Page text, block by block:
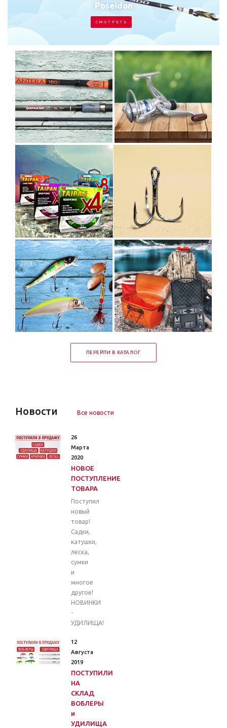
Poseidon
С М О Т Р Е Т Ь
ПЕРЕЙТИ В КАТАЛОГ
Новости Все новости
26
Марта
2020
НОВОЕ
ПОСТУПЛЕНИЕ
ТОВАРА
Поступил
новый
товар!
Садки,
катушки,
леска,
сумки
и
многое
другое!
НОВИНКИ
-
УДИЛИЩА!
12
Августа
2019
ПОСТУПИЛИ
НА
СКЛАД
ВОБЛЕРЫ
и
УДИЛИЩА